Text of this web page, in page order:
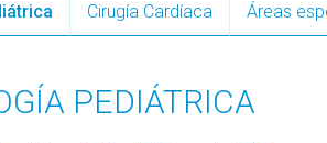
Cirugía Cardíaca Áreas
PEDIÁTRICA